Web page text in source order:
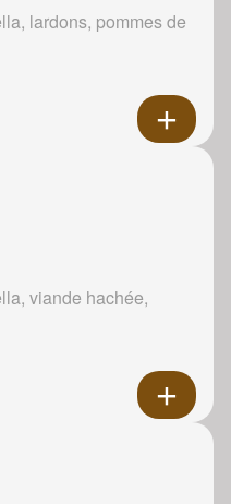
lardons, pommes de
viande hachée,